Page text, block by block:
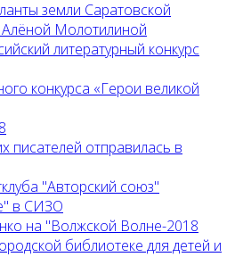
земли Саратовской
Молотилиной
литературный конкурс
конкурса «Герои великой
писателей отправилась в
"Авторский союз"
в СИЗО
на "Волжской Волне-2018
библиотеке для детей и